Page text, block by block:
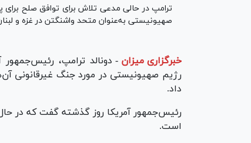
ترامپ در حالی مدعی تلاش برای توافق صلح
صهیونیستی به‌عنوان متحد واشنگتن در غزه و
خبرگزاری میزان - دونالد ترامپ، رئیس‌‌جمهور
رژیم صهیونیستی در مورد جنگ غیرقانونی
داد.
رئیس‌جمهور آمریکا روز گذشته گفت که در
است.